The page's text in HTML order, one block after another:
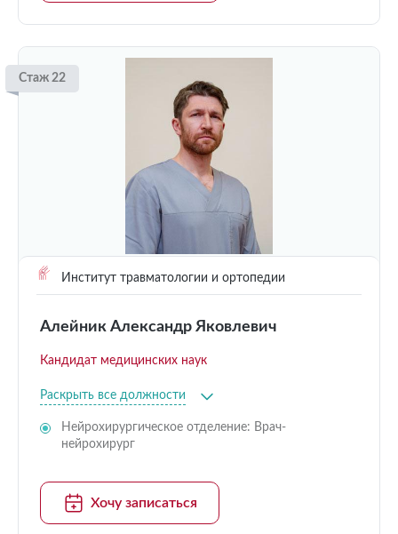
Стаж 22
Институт травматологии и ортопедии
Алейник Александр Яковлевич
Кандидат медицинских наук
Раскрыть все должности
Нейрохирургическое отделение: Врач-
нейрохирург
Хочу записаться